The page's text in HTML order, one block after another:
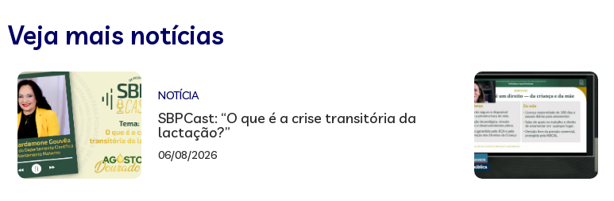
Veja mais notícias
NOTÍCIA
SBPCast: “O que é a crise transitória da
lactação?”
06/08/2026